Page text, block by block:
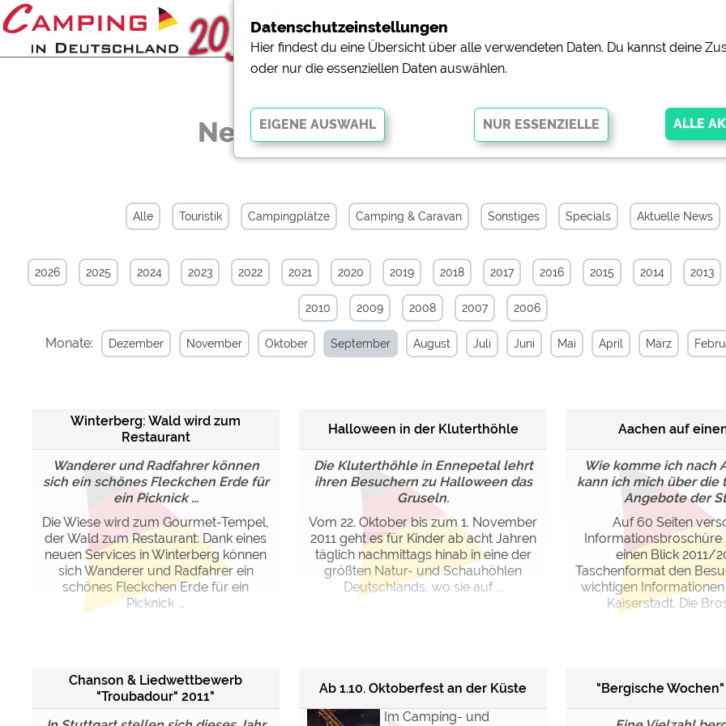
News-Archiv von September 2011
Alle Touristik Campingplätze Camping & Caravan Sonstiges Specials Aktuelle News
2026 2025 2024 2023 2022 2021 2020 2019 2018 2017 2016 2015 2014 2013
2010 2009 2008 2007 2006
Monate: Dezember November Oktober September August Juli Juni Mai April März
Winterberg: Wald wird zum
Restaurant
Wanderer und Radfahrer können
sich ein schönes Fleckchen Erde für
ein Picknick ...
Die Wiese wird zum Gourmet-Tempel,
der Wald zum Restaurant: Dank eines
neuen Services in Winterberg können
sich Wanderer und Radfahrer ein
schönes Fleckchen Erde für ein
Picknick ...
Halloween in der Kluterthöhle
Die Kluterthöhle in Ennepetal lehrt
ihren Besuchern zu Halloween das
Gruseln.
Vom 22. Oktober bis zum 1. November
2011 geht es für Kinder ab acht Jahren
täglich nachmittags hinab in eine der
größten Natur- und Schauhöhlen
Deutschlands, wo sie auf ...
Aachen auf
Wie komme ich nach
kann ich mich über die
Angebote der
Auf 60 Seiten
Informationsbroschüre
einen Blick 2011/
Taschenformat den
wichtigen
Kaiserstadt. Die
Chanson & Liedwettbewerb
"Troubadour" 2011"
Ab 1.10. Oktoberfest an der Küste
Im Camping- und
"Bergische
Datenschutzeinstellungen
Hier findest du eine Übersicht über alle verwendeten Daten. Du kannst deine
oder nur die essenziellen Daten auswählen.
der Website dringend erforderlich. Ohne diese Cookies werden Teile der Website
funktionieren
Externe Medien
YouTube (Videos von Campingplätzen)
https://policies.google.com/privacy
Campingplatzvorschau (Vorschau der Internetseiten von
Campingplätzen)
siehe Datenschutzerklärung des
Google Maps (Kartensuche, Anfahrt usw.)
https://policies.google.com/privacy
Google Analytics https://policies.google.com/privacy
Google Ads
https://policies.google.com/privacy
Google AdSense
https://policies.google.com/privacy
Google Remarketing
https://policies.google.com/privacy
Die Cookieeinstellungen können jeder Zeit im Footer über "COOKIES" geändert